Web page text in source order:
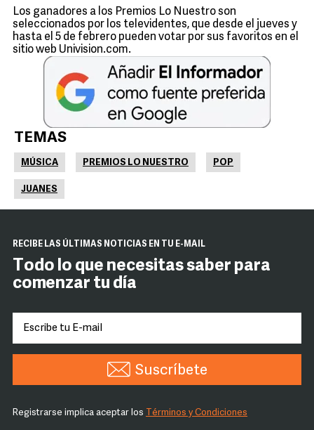
Los ganadores a los Premios Lo Nuestro son
seleccionados por los televidentes, que desde el jueves y
hasta el 5 de febrero pueden votar por sus favoritos en el
sitio web Univision.com.
TEMAS
MÚSICA PREMIOS LO NUESTRO POP
JUANES
RECIBE LAS ÚLTIMAS NOTICIAS EN TU E-MAIL
Todo lo que necesitas saber para
comenzar tu día
Suscríbete
Registrarse implica aceptar los Términos y Condiciones